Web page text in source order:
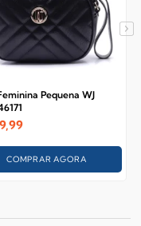
Pequena WJ
COMPRAR AGORA